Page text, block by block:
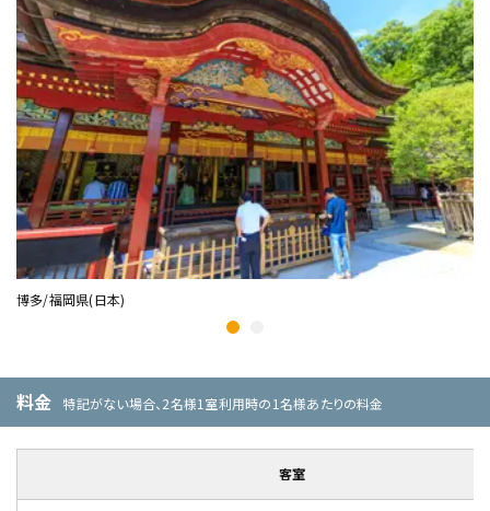
博多/福岡県(日本)
料金 特記がない場合、2名様1室利用時の1名様あたりの料金
客室